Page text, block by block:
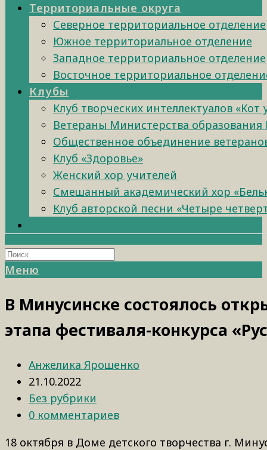
Территориальные округа
Северное территориальное отделение
Южное территориальное отделение
Западное территориальное отделение
Восточное территориальное
Клубы
Клуб творческих интеллектуалов «Кот
Ветераны Министерства образования
Общественное объединение
Клуб «Здоровье»
Женский хор учителей
Смешанный академический хор
Клуб авторской песни «Четыре
Меню
В Минусинске состоялось
этапа фестиваля-конкурса
Анжелика Ярошенко
21.10.2022
Без рубрики
0 комментариев
18 октября в Доме детского творчества г.